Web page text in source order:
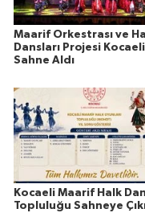
Maarif Orkestrası ve
Dansları Projesi
Sahne Aldı
Kocaeli Maarif Halk
Topluluğu Sahneye